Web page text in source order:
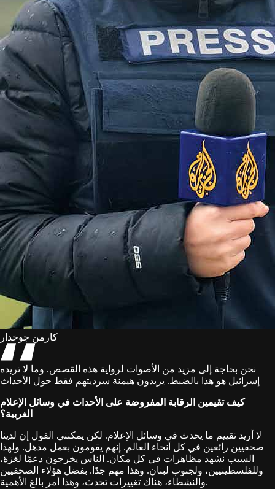
كارمن جوخدار
نحن بحاجة إلى مزيد من الأصوات لرواية هذه القصص. وما لا تريده
إسرائيل هو هذا بالضبط. يريدون هيمنة سرديتهم فقط حول الأحداث
كيف تقيمين الرقابة المفروضة على الأحداث في وسائل الإعلام
الغربية؟
لا أريد تقييم ما يحدث في وسائل الإعلام. لكن يمكنني القول إن لدينا
صحفيين رائعين في كل أنحاء العالم. إنهم يقومون بعمل مذهل. ولهذا
السبب نشهد مظاهرات في كل مكان. الناس يخرجون دعمًا لغزة،
وللفلسطينيين، ولجنوب لبنان. وهذا مهم جدًا. بفضل هؤلاء الصحفيين
والنشطاء، هناك تغييرات تحدث، وهذا أمر بالغ الأهمية.